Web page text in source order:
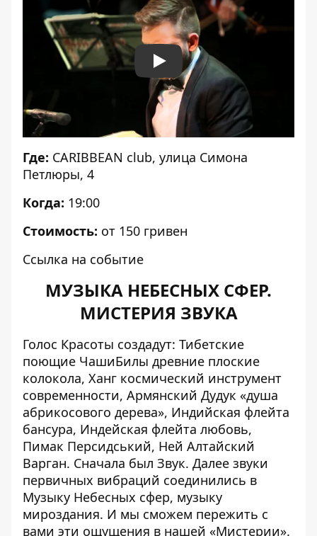
Play
Где: CARIBBEAN club, улица Симона
Петлюры, 4
Когда: 19:00
Стоимость: от 150 гривен
Ссылка на событие
МУЗЫКА НЕБЕСНЫХ СФЕР.
МИСТЕРИЯ ЗВУКА
Голос Красоты создадут: Тибетские
поющие ЧашиБилы древние плоские
колокола, Ханг космический инструмент
современности, Армянский Дудук «душа
абрикосового дерева», Индийская флейта
бансура, Индейская флейта любовь,
Пимак Персидський, Ней Алтайский
Варган. Сначала был Звук. Далее звуки
первичных вибраций соединились в
Музыку Небесных сфер, музыку
мироздания. И мы сможем пережить с
вами эти ощущения в нашей «Мистерии».